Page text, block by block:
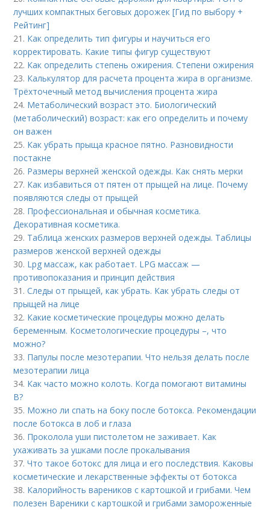
лучших компактных беговых дорожек [Гид по выбору +
Рейтинг]
21. Как определить тип фигуры и научиться его
корректировать. Какие типы фигур существуют
22. Как определить степень ожирения. Степени ожирения
23. Калькулятор для расчета процента жира в организме.
Трёхточечный метод вычисления процента жира
24. Метаболический возраст это. Биологический
(метаболический) возраст: как его определить и почему
он важен
25. Как убрать прыща красное пятно. Разновидности
постакне
26. Размеры верхней женской одежды. Как снять мерки
27. Как избавиться от пятен от прыщей на лице. Почему
появляются следы от прыщей
28. Профессиональная и обычная косметика.
Декоративная косметика.
29. Таблица женских размеров верхней одежды. Таблицы
размеров женской верхней одежды
30. Lpg массаж, как работает. LPG массаж —
противопоказания и принцип действия
31.Следы от прыщей, как убрать. Как убрать следы от
прыщей на лице
32. Какие косметические процедуры можно делать
беременным. Косметологические процедуры –, что
можно?
33. Папулы после мезотерапии. Что нельзя делать после
мезотерапии лица
34. Как часто можно колоть. Когда помогают витамины
B?
35. Можно ли спать на боку после ботокса. Рекомендации
после ботокса в лоб и глаза
36. Проколола уши пистолетом не заживает. Как
ухаживать за ушками после прокалывания
37.Что такое ботокс для лица и его последствия. Каковы
косметические и лекарственные эффекты от ботокса
38. Калорийность вареников с картошкой и грибами. Чем
полезен Вареники с картошкой и грибами замороженные